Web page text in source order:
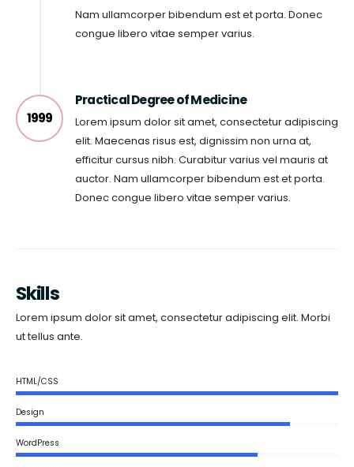
Nam ullamcorper bibendum est et porta. Donec
congue libero vitae semper varius.
1999
Practical Degree of Medicine
Lorem ipsum dolor sit amet, consectetur adipiscing
elit. Maecenas risus est, dignissim non urna at,
efficitur cursus nibh. Curabitur varius vel mauris at
auctor. Nam ullamcorper bibendum est et porta.
Donec congue libero vitae semper varius.
Skills
Lorem ipsum dolor sit amet, consectetur adipiscing elit. Morbi
ut tellus ante.
HTML/CSS
Design
WordPress